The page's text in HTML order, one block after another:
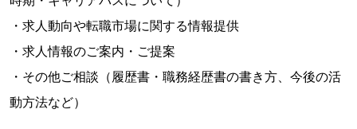
・求人動向や転職市場に関する情報提供
・求人情報のご案内・ご提案
・その他ご相談（履歴書・職務経歴書の書き方、今後の活
動方法など）